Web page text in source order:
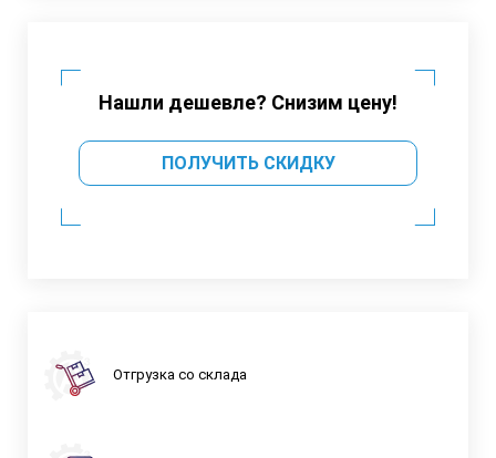
Нашли дешевле? Снизим цену!
ПОЛУЧИТЬ СКИДКУ
Отгрузка со склада